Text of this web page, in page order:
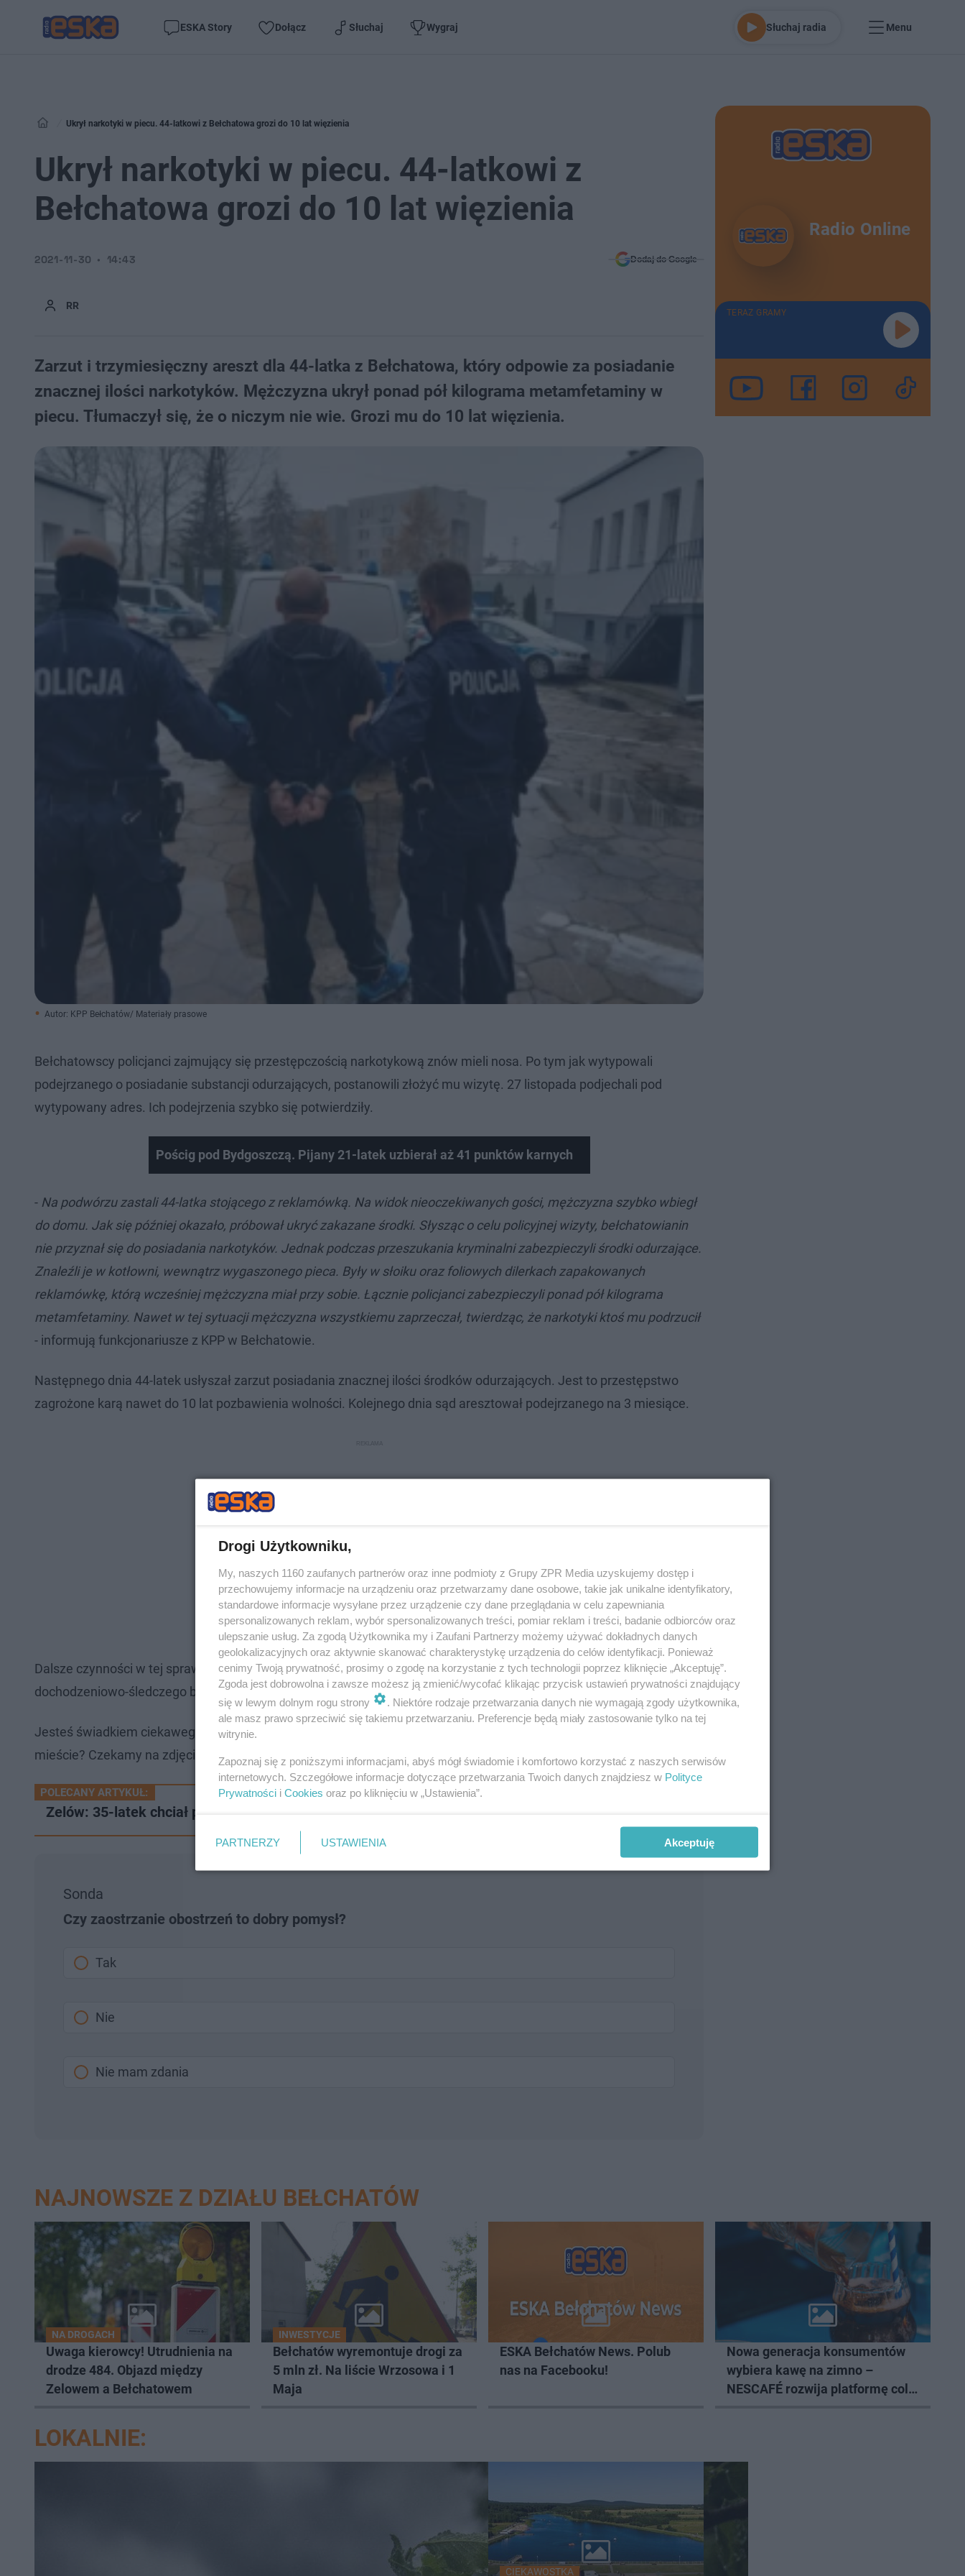
ESKA Story Dołącz Słuchaj Wygraj Słuchaj radia Menu
Ukrył narkotyki w piecu. 44-latkowi z Bełchatowa grozi do 10 lat więzienia
Ukrył narkotyki w piecu. 44-latkowi z
Bełchatowa grozi do 10 lat więzienia
RR
2021-11-30 14:43 Dodaj do Google
Zarzut i trzymiesięczny areszt dla 44-latka z Bełchatowa, który odpowie za posiadanie
znacznej ilości narkotyków. Mężczyzna ukrył ponad pół kilograma metamfetaminy w
piecu. Tłumaczył się, że o niczym nie wie. Grozi mu do 10 lat więzienia.
Autor: KPP Bełchatów/ Materiały prasowe
Bełchatowscy policjanci zajmujący się przestępczością narkotykową znów mieli nosa. Po tym jak wytypowali
podejrzanego o posiadanie substancji odurzających, postanowili złożyć mu wizytę. 27 listopada podjechali pod
wytypowany adres. Ich podejrzenia szybko się potwierdziły.
Pościg pod Bydgoszczą. Pijany 21-latek uzbierał aż 41 punktów karnych
- Na podwórzu zastali 44-latka stojącego z reklamówką. Na widok nieoczekiwanych gości, mężczyzna szybko wbiegł
do domu. Jak się później okazało, próbował ukryć zakazane środki. Słysząc o celu policyjnej wizyty, bełchatowianin
nie przyznał się do posiadania narkotyków. Jednak podczas przeszukania kryminalni zabezpieczyli środki odurzające.
Znaleźli je w kotłowni, wewnątrz wygaszonego pieca. Były w słoiku oraz foliowych dilerkach zapakowanych
reklamówkę, którą wcześniej mężczyzna miał przy sobie. Łącznie policjanci zabezpieczyli ponad pół kilograma
metamfetaminy. Nawet w tej sytuacji mężczyzna wszystkiemu zaprzeczał, twierdząc, że narkotyki ktoś mu podrzucił
- informują funkcjonariusze z KPP w Bełchatowie.
Następnego dnia 44-latek usłyszał zarzut posiadania znacznej ilości środków odurzających. Jest to przestępstwo
zagrożone karą nawet do 10 lat pozbawienia wolności. Kolejnego dnia sąd aresztował podejrzanego na 3 miesiące.
Dalsze czynności w tej sprawie pod nadzorem Prokuratury Rejonowej w Bełchatowie prowadzą policjanci z wydziału
dochodzeniowo-śledczego bełchatowskiej komendy powiatowej.
Jesteś świadkiem ciekawego zdarzenia w twojej okolicy? A może chcesz poinformować o trudnej sytuacji w twoim
mieście? Czekamy na zdjęcia, filmy i gorące newsy! Pisz do nas na: [email protected]
POLECANY ARTYKUŁ:
Zelów: 35-latek chciał podpalić mieszkanie sąsiadów. Awantura zakończyła się in…
Sonda
Czy zaostrzanie obostrzeń to dobry pomysł?
Tak
Nie
Nie mam zdania
Radio Online
TERAZ GRAMY
NAJNOWSZE Z DZIAŁU BEŁCHATÓW
NA DROGACH
Uwaga kierowcy! Utrudnienia na
drodze 484. Objazd między
Zelowem a Bełchatowem
INWESTYCJE
Bełchatów wyremontuje drogi za
5 mln zł. Na liście Wrzosowa i 1
Maja
ESKA Bełchatów News. Polub
nas na Facebooku!
Nowa generacja konsumentów
wybiera kawę na zimno –
NESCAFÉ rozwija platformę cold
LOKALNIE:
CIEKAWOSTKA
Drogi Użytkowniku,
My, naszych 1160 zaufanych partnerów oraz inne podmioty z Grupy ZPR Media uzyskujemy dostęp i
przechowujemy informacje na urządzeniu oraz przetwarzamy dane osobowe, takie jak unikalne identyfikatory,
standardowe informacje wysyłane przez urządzenie czy dane przeglądania w celu zapewniania
spersonalizowanych reklam, wybór spersonalizowanych treści, pomiar reklam i treści, badanie odbiorców oraz
ulepszanie usług. Za zgodą Użytkownika my i Zaufani Partnerzy możemy używać dokładnych danych
geolokalizacyjnych oraz aktywnie skanować charakterystykę urządzenia do celów identyfikacji. Ponieważ
cenimy Twoją prywatność, prosimy o zgodę na korzystanie z tych technologii poprzez kliknięcie „Akceptuję”.
Zgoda jest dobrowolna i zawsze możesz ją zmienić/wycofać klikając przycisk ustawień prywatności znajdujący
się w lewym dolnym rogu strony
. Niektóre rodzaje przetwarzania danych nie wymagają zgody użytkownika,
ale masz prawo sprzeciwić się takiemu przetwarzaniu. Preferencje będą miały zastosowanie tylko na tej
witrynie.
Zapoznaj się z poniższymi informacjami, abyś mógł świadomie i komfortowo korzystać z naszych serwisów
internetowych. Szczegółowe informacje dotyczące przetwarzania Twoich danych znajdziesz w Polityce
Prywatności i Cookies oraz po kliknięciu w „Ustawienia”.
PARTNERZY USTAWIENIA Akceptuję